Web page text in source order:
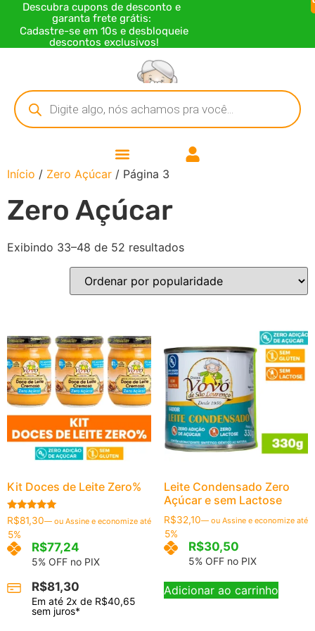
Descubra cupons de desconto e
garanta frete grátis:
Cadastre-se em 10s e desbloqueie
descontos exclusivos!
Início / Zero Açúcar / Página 3
Zero Açúcar
Exibindo 33–48 de 52 resultados
Kit Doces de Leite Zero%
Avaliação
4.86
de 5
R$81,30— ou Assine e economize até
5%
R$77,24
5% OFF no PIX
R$81,30
Em até 2x de R$40,65
sem juros*
Leite Condensado Zero
Açúcar e sem Lactose
R$32,10—ou Assine e economize até
5%
R$30,50
5% OFF no PIX
Adicionar ao carrinho